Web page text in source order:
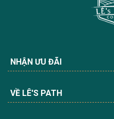
NHẬN ƯU ĐÃI
VỀ LÊ'S PATH